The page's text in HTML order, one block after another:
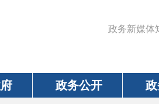
政务新媒体矩阵 | 手机版
政务公开 政务服务